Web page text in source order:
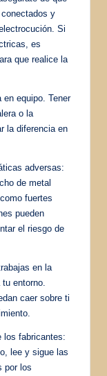
y
Si
es
que realice la
equipo. Tener
o la
la diferencia en
adversas:
de metal
fuertes
pueden
el riesgo de
en la
entorno.
caer sobre ti
los fabricantes:
lee y sigue las
por los